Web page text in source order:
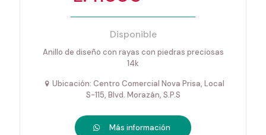
Disponible
Anillo de diseño con rayas con piedras preciosas
14k
Ubicación: Centro Comercial Nova Prisa, Local
S-115, Blvd. Morazán, S.P.S
Más información